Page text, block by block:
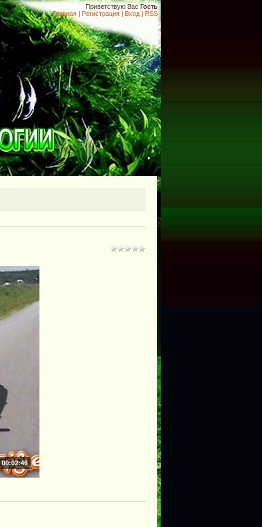
Приветствую Вас Гость
Главная | Регистрация | Вход | RSS
.
00:02:46